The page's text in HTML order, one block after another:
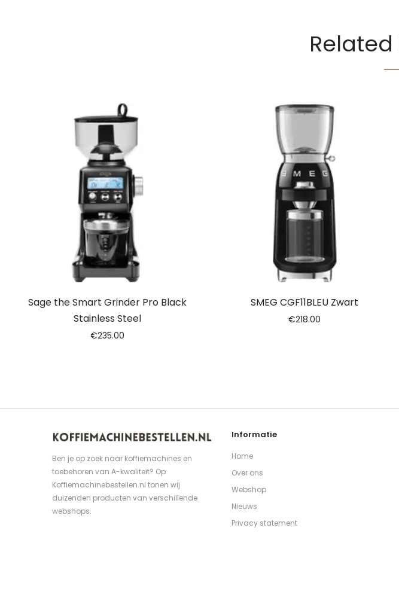
Sage the Smart Grinder Pro Black
Stainless Steel
€235.00
SMEG CGF11BLEU Zwart
€218.00
Ben je op zoek naar koffiemachines en
toebehoren van A-kwaliteit? Op
Koffiemachinebestellen.nl tonen wij
duizenden producten van verschillende
webshops.
Informatie
Home
Over ons
Webshop
Nieuws
Privacy statement